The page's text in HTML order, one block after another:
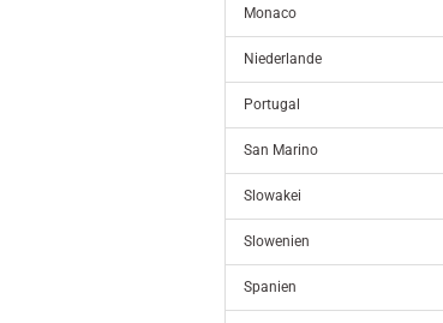
Monaco
Niederlande
Portugal
San Marino
Slowakei
Slowenien
Spanien